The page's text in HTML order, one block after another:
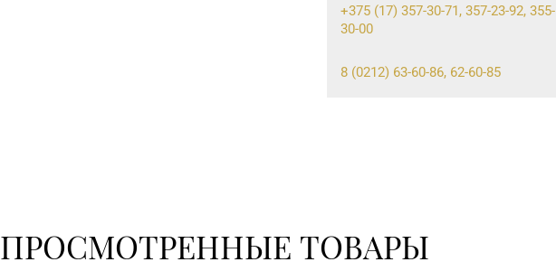
+375 (17) 357-30-71, 357-23-92, 355-
30-00
8 (0212) 63-60-86, 62-60-85
ПРОСМОТРЕННЫЕ ТОВАРЫ